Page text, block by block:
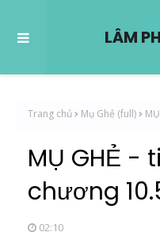
LÂM
Trang chủ Mụ Ghẻ (full)
MỤ GHẺ -
chương
02:10